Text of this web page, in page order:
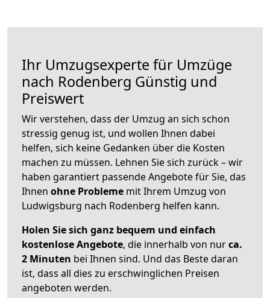
Ihr Umzugsexperte für Umzüge
nach Rodenberg Günstig und
Preiswert
Wir verstehen, dass der Umzug an sich schon
stressig genug ist, und wollen Ihnen dabei
helfen, sich keine Gedanken über die Kosten
machen zu müssen. Lehnen Sie sich zurück – wir
haben garantiert passende Angebote für Sie, das
Ihnen ohne Probleme mit Ihrem Umzug von
Ludwigsburg nach Rodenberg helfen kann.
Holen Sie sich ganz bequem und einfach
kostenlose Angebote, die innerhalb von nurca.
2 Minuten bei Ihnen sind. Und das Beste daran
ist, dass all dies zu erschwinglichen Preisen
angeboten werden.